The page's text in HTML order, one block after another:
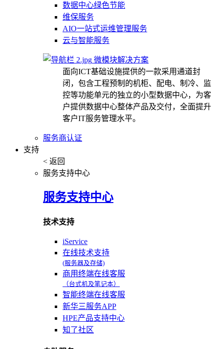
数据中心绿色节能
维保服务
AIO一站式运维管理服务
云与智能服务
微模块解决方案
面向ICT基础设施提供的一款采用通道封
闭，包含工程预制的机柜、配电、制冷、监
控等功能单元的独立的小型数据中心，为客
户提供数据中心整体产品及交付，全面提升
客户IT服务管理水平。
服务商认证
支持
< 返回
服务支持中心
服务支持中心
技术支持
iService
在线技术支持
(服务器及存储)
商用终端在线客服
（台式机及笔记本）
智能终端在线客服
新华三服务APP
HPE产品支持中心
知了社区